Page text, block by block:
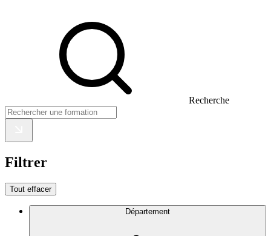
Recherche
Filtrer
Tout effacer
Département